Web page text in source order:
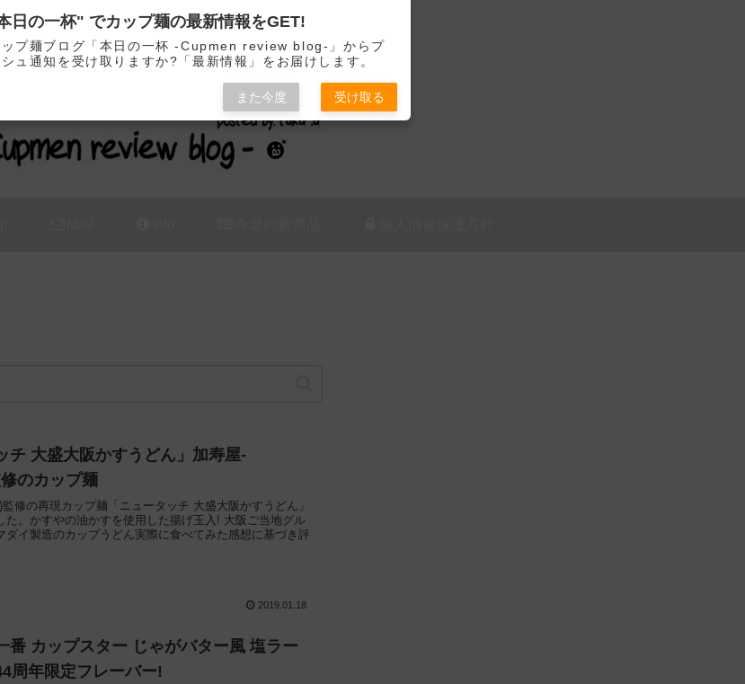
ップ麺の新商品をレビュー / アレンジするブログ
チ 大盛大阪かすうどん」加寿屋-
のカップ麺
修の再現カップ麺「ニュータッチ 大盛大阪かすうどん」
た。かすやの油かすを使用した揚げ玉入! 大阪ご当地グル
ダイ製造のカップうどん実際に食べてみた感想に基づき評
2019.01.18
番 カップスター じゃがバター風 塩ラー
周年限定フレーバー!
日の一杯" でカップ麺の最新情報をGET!
ップ麺ブログ「本日の一杯 -Cupmen review blog-」からプ
シュ通知を受け取りますか?「最新情報」をお届けします。
また今度 受け取る